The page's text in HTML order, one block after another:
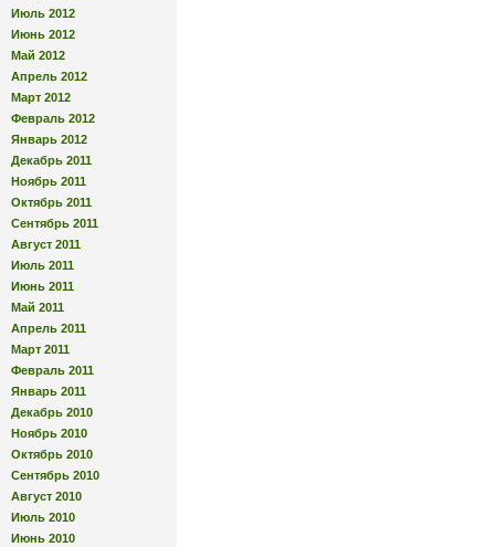
Июль 2012
Июнь 2012
Май 2012
Апрель 2012
Март 2012
Февраль 2012
Январь 2012
Декабрь 2011
Ноябрь 2011
Октябрь 2011
Сентябрь 2011
Август 2011
Июль 2011
Июнь 2011
Май 2011
Апрель 2011
Март 2011
Февраль 2011
Январь 2011
Декабрь 2010
Ноябрь 2010
Октябрь 2010
Сентябрь 2010
Август 2010
Июль 2010
Июнь 2010